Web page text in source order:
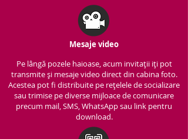
Mesaje video
Pe lângă pozele haioase, acum invitații iți pot
transmite și mesaje video direct din cabina foto.
Acestea pot fi distribuite pe rețelele de socializare
sau trimise pe diverse mijloace de comunicare
precum mail, SMS, WhatsApp sau link pentru
download.